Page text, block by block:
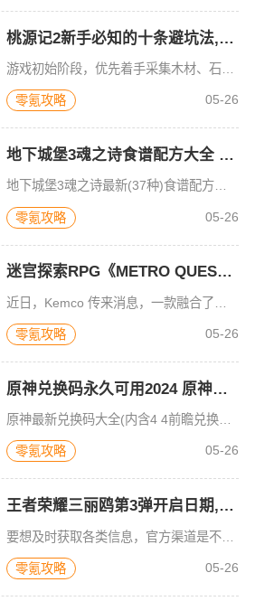
桃源记2新手必知的十条避坑法,游戏攻略知识
零氪攻略 05-26
地下城堡3魂之诗食谱配方大全 地下城堡3魂之诗最新(37种)食谱配方及材料攻略分享
地下城堡3魂之诗最新(37种)食谱配方及材料攻略分享，提升玩家的战斗技能，在没有受伤的情况下发挥更高的伤害。技能和动作的结合，勇敢的攻击，你也是一个传奇。地下城堡3魂之诗手游下载是一款黑暗画风的角色冒
零氪攻略 05-26
迷宫探索RPG《METRO QUESTER》手机版正式上线啦,带你开启冒险之旅
零氪攻略 05-26
原神兑换码永久可用2024 原神最新兑换码大全(内含4.4前瞻兑换码)
原神最新兑换码大全(内含4 4前瞻兑换码)，在游戏中体验到非常多的冒险，不断解锁新角色及新地图体验。2024年原神的第一场直播带来了三个前瞻兑换码，相信目前还有不少小伙伴都还没领取到，现在可以马上到本
零氪攻略 05-26
王者荣耀三丽鸥第3弹开启日期,揭秘最新活动时间
要想及时获取各类信息，官方渠道是不容错过的关键所在。对于众多玩家而言，游戏的官方网站、社交媒体账号等，都是极为重要的消息源。以热门游戏为例，其官方渠道会第一时间公布游戏的更新动态、新活动详情，像角色的
零氪攻略 05-26